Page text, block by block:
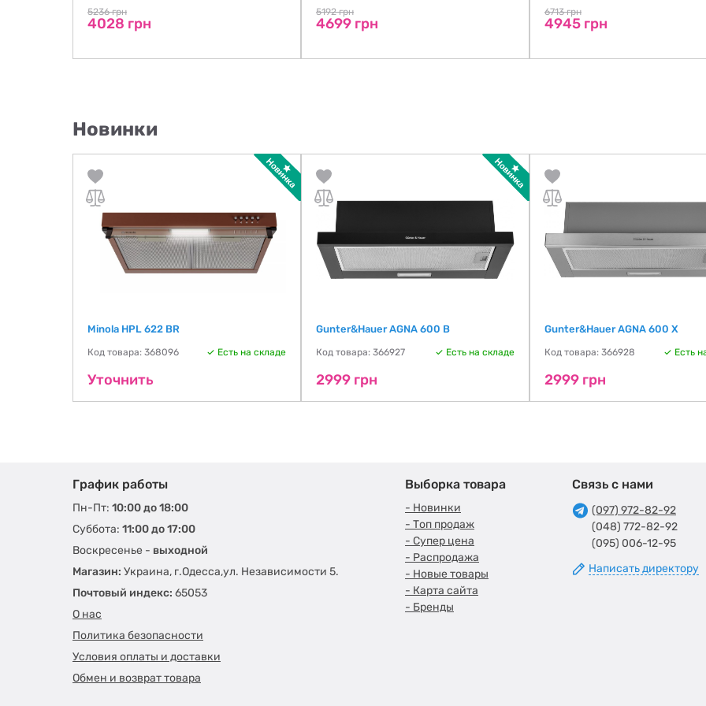
5236 грн
4028 грн
5192 грн
4699 грн
6713 грн
4945 грн
Новинки
Minola HPL 622 BR
Код товара: 368096 Есть на складе
Уточнить
Gunter&Hauer AGNA 600 B
Код товара: 366927 Есть на складе
2999 грн
Gunter&Hauer AGNA 600 X
Код товара: 366928 Есть
2999 грн
График работы
Пн-Пт: 10:00 до 18:00
Суббота: 11:00 до 17:00
Воскресенье - выходной
Магазин: Украина, г.Одесса,ул. Независимости 5.
Почтовый индекс: 65053
О нас
Политика безопасности
Условия оплаты и доставки
Обмен и возврат товара
Выборка товара
- Новинки
- Топ продаж
- Супер цена
- Распродажа
- Новые товары
- Карта сайта
- Бренды
Связь с нами
(097) 972-82-92
(048) 772-82-92
(095) 006-12-95
Написать директору